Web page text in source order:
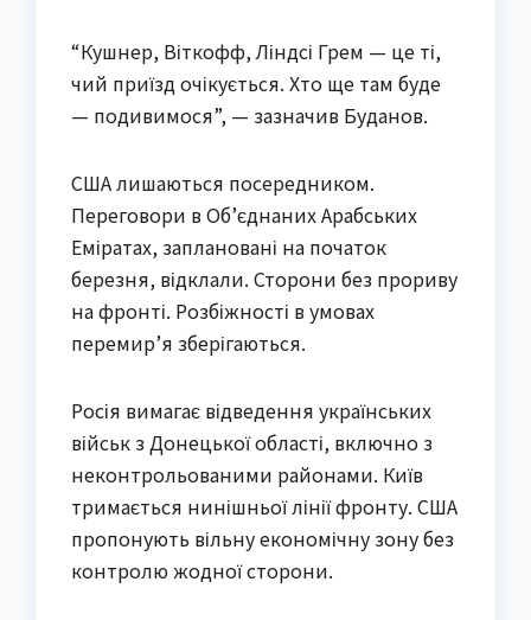
“Кушнер, Віткофф, Ліндсі Грем — це ті,
чий приїзд очікується. Хто ще там буде
— подивимося”, — зазначив Буданов.
США лишаються посередником.
Переговори в Об’єднаних Арабських
Еміратах, заплановані на початок
березня, відклали. Сторони без прориву
на фронті. Розбіжності в умовах
перемир’я зберігаються.
Росія вимагає відведення українських
військ з Донецької області, включно з
неконтрольованими районами. Київ
тримається нинішньої лінії фронту. США
пропонують вільну економічну зону без
контролю жодної сторони.